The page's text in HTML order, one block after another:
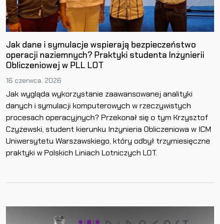
Jak dane i symulacje wspierają bezpieczeństwo
operacji naziemnych? Praktyki studenta Inżynierii
Obliczeniowej w PLL LOT
16 czerwca, 2026
Jak wygląda wykorzystanie zaawansowanej analityki
danych i symulacji komputerowych w rzeczywistych
procesach operacyjnych? Przekonał się o tym Krzysztof
Czyżewski, student kierunku Inżynieria Obliczeniowa w ICM
Uniwersytetu Warszawskiego, który odbył trzymiesięczne
praktyki w Polskich Liniach Lotniczych LOT.